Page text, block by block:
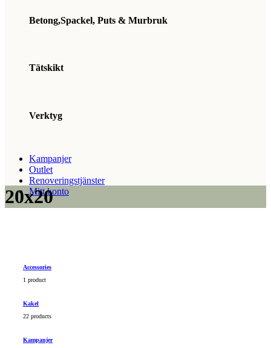
Betong,Spackel, Puts & Murbruk
Tätskikt
Verktyg
Kampanjer
Outlet
Renoveringstjänster
Mitt konto
20x20
Accessories
1 product
Kakel
22 products
Kampanjer